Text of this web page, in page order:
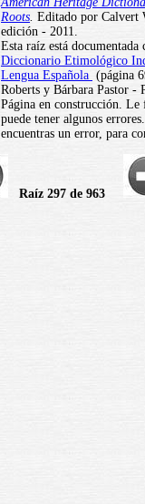
Roots Editado por Calvert
edición - 2011.
Esta raíz está documentada
Diccionario Etimológico
Lengua Española (página
Roberts y Bárbara Pastor -
Página en construcción.
puede tener algunos
encuentras un error, para
Raíz 297 de 963